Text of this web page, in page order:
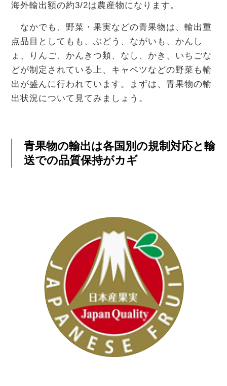
海外輸出額の約3/2は農産物になります。
なかでも、野菜・果実などの青果物は、輸出重
点品目としてもも、ぶどう、ながいも、かんし
ょ、りんご、かんきつ類、なし、かき、いちごな
どが制定されている上、キャベツなどの野菜も輸
出が盛んに行われています。まずは、青果物の輸
出状況について見てみましょう。
青果物の輸出は各国別の規制対応と輸
送での品質保持がカギ